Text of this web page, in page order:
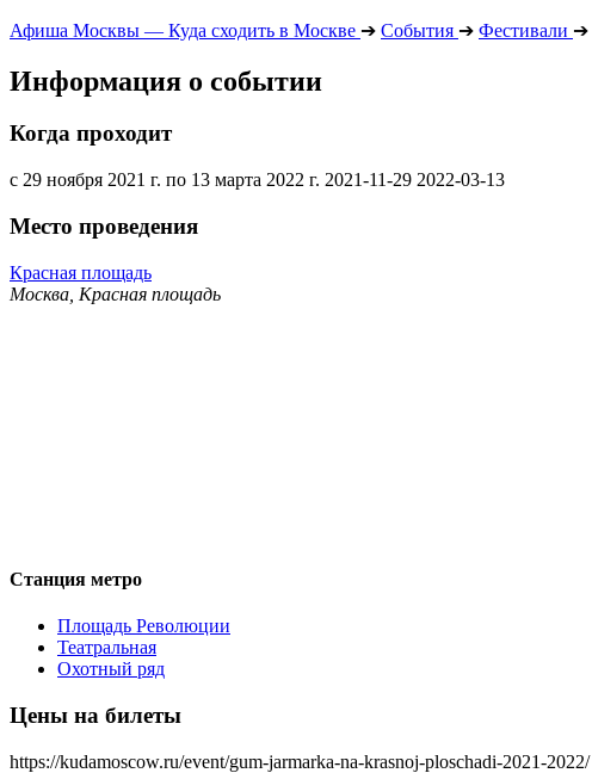
Афиша Москвы — Куда сходить в Москве ➔ События ➔ Фестивали ➔
Информация о событии
Когда проходит
с 29 ноября 2021 г. по 13 марта 2022 г. 2021-11-29 2022-03-13
Место проведения
Красная площадь
Москва, Красная площадь
Станция метро
Площадь Революции
Театральная
Охотный ряд
Цены на билеты
https://kudamoscow.ru/event/gum-jarmarka-na-krasnoj-ploschadi-2021-2022/